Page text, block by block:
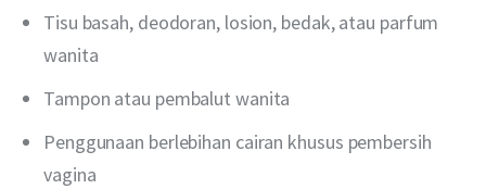
Tisu basah, deodoran, losion, bedak, atau parfum
wanita
Tampon atau pembalut wanita
Penggunaan berlebihan cairan khusus pembersih
vagina